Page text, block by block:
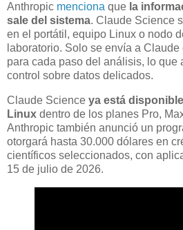
Anthropic menciona que la
sale del sistema. Claude Science
en el portátil, equipo Linux o nodo
laboratorio. Solo se envía a
para cada paso del análisis, lo que
control sobre datos delicados.
Claude Science ya está
Linux dentro de los planes Pro,
Anthropic también anunció un
otorgará hasta 30.000 dólares en
científicos seleccionados, con
15 de julio de 2026.